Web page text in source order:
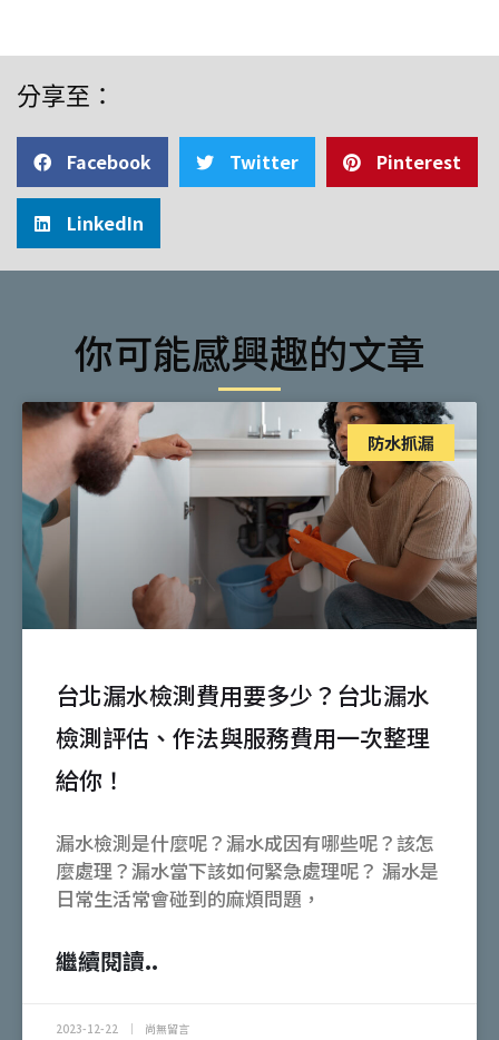
分享至：
Facebook Twitter Pinterest
LinkedIn
你可能感興趣的文章
防水抓漏
台北漏水檢測費用要多少？台北漏水
檢測評估、作法與服務費用一次整理
給你！
漏水檢測是什麼呢？漏水成因有哪些呢？該怎
麼處理？漏水當下該如何緊急處理呢？ 漏水是
日常生活常會碰到的麻煩問題，
繼續閱讀..
2023-12-22 尚無留言